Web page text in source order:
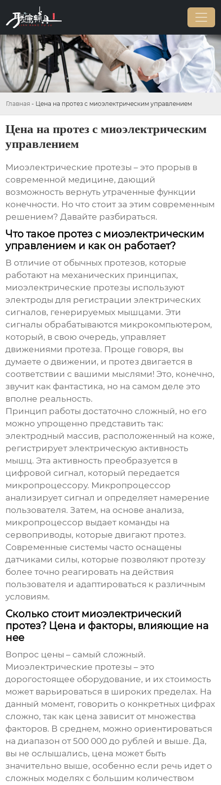
Главная - Цена на протез с миоэлектрическим управлением
Цена на протез с миоэлектрическим
управлением
Миоэлектрические протезы – это прорыв в
современной медицине, дающий
возможность вернуть утраченные функции
конечности. Но что стоит за этим современным
решением? Давайте разбираться.
Что такое протез с миоэлектрическим
управлением и как он работает?
В отличие от обычных протезов, которые
работают на механических принципах,
миоэлектрические протезы используют
электроды для регистрации электрических
сигналов, генерируемых мышцами. Эти
сигналы обрабатываются микрокомпьютером,
который, в свою очередь, управляет
движениями протеза. Проще говоря, вы
думаете о движении, и протез двигается в
соответствии с вашими мыслями! Это, конечно,
звучит как фантастика, но на самом деле это
вполне реальность.
Принцип работы достаточно сложный, но его
можно упрощенно представить так:
электродный массив, расположенный на коже,
регистрирует электрическую активность
мышц. Эта активность преобразуется в
цифровой сигнал, который передается
микропроцессору. Микропроцессор
анализирует сигнал и определяет намерение
пользователя. Затем, на основе анализа,
микропроцессор выдает команды на
сервоприводы, которые двигают протез.
Современные системы часто оснащены
датчиками силы, которые позволяют протезу
более точно реагировать на действия
пользователя и адаптироваться к различным
условиям.
Сколько стоит миоэлектрический
протез? Цена и факторы, влияющие на
нее
Вопрос цены – самый сложный.
Миоэлектрические протезы – это
дорогостоящее оборудование, и их стоимость
может варьироваться в широких пределах. На
данный момент, говорить о конкретных цифрах
сложно, так как цена зависит от множества
факторов. В среднем, можно ориентироваться
на диапазон от 500 000 до рублей и выше. Да,
вы не ослышались, цена может быть
значительно выше, особенно если речь идет о
сложных моделях с большим количеством